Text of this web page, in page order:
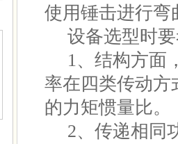
使用锤击进行弯
设备选型时要
1、结构方面
率在四类传动方
的力矩惯量比。
2、传递相同